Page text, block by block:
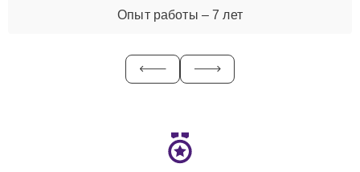
Опыт работы – 7 лет